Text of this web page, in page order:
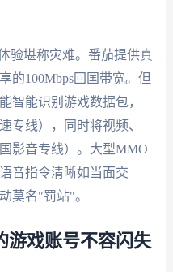
验堪称灾难。番茄提供真
的100Mbps回国带宽。但
能识别游戏数据包，
专线），同时将视频、
影音专线）。大型MMO
音指令清晰如当面交
莫名"罚站"。
游戏账号不容闪失